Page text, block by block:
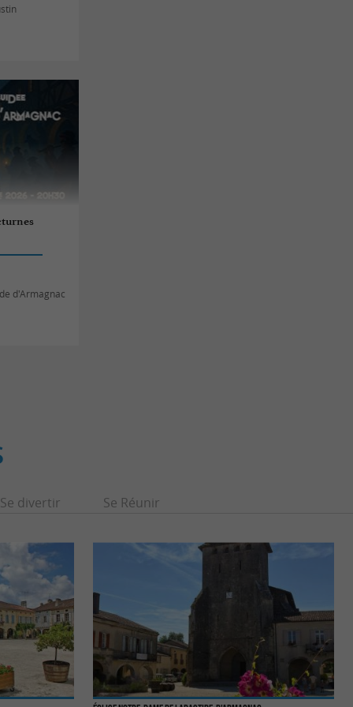
d'Armagnac
Se divertir Se Réunir